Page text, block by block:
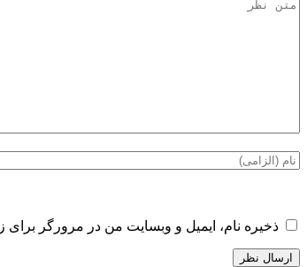
ذخیره نام، ایمیل و وبسایت من در مرورگر برای